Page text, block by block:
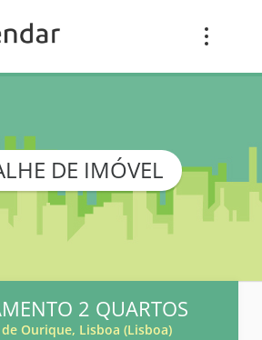
DE IMÓVEL
2 QUARTOS
Ourique, Lisboa (Lisboa)